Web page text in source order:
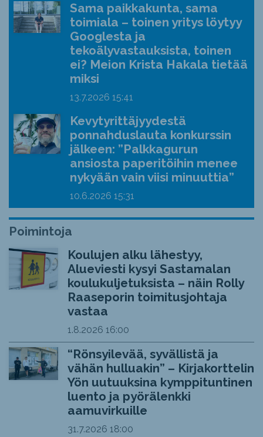
Sama paikkakunta, sama
toimiala – toinen yritys löytyy
Googlesta ja
tekoälyvastauksista, toinen
ei? Meion Krista Hakala tietää
miksi
13.7.2026 15:41
Kevytyrittäjyydestä
ponnahduslauta konkurssin
jälkeen: ”Palkkagurun
ansiosta paperitöihin menee
nykyään vain viisi minuuttia”
10.6.2026 15:31
Poimintoja
Koulujen alku lähestyy,
Alueviesti kysyi Sastamalan
koulukuljetuksista – näin Rolly
Raaseporin toimitusjohtaja
vastaa
1.8.2026 16:00
“Rönsyilevää, syvällistä ja
vähän hulluakin” – Kirjakorttelin
Yön uutuuksina kymppituntinen
luento ja pyörälenkki
aamuvirkuille
31.7.2026 18:00